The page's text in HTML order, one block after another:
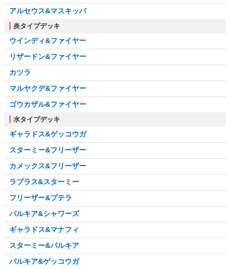
アルセウス&マスキッパ
炎タイプデッキ
ウインディ&ファイヤー
リザードン&ファイヤー
カツラ
マルヤクデ&ファイヤー
ゴウカザル&ファイヤー
水タイプデッキ
ギャラドス&ゲッコウガ
スターミー&フリーザー
カメックス&フリーザー
ラプラス&スターミー
フリーザー&プテラ
パルキア&シャワーズ
ギャラドス&マナフィ
スターミー&パルキア
パルキア&ゲッコウガ